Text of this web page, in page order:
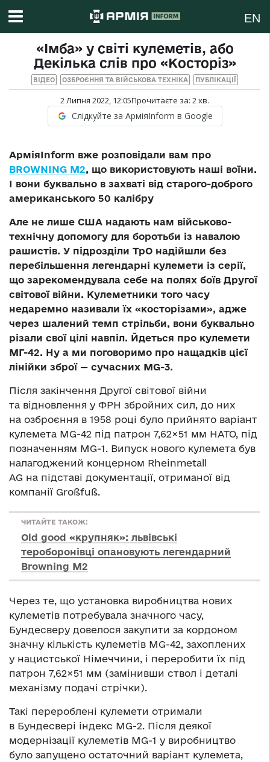
EN
«Імба» у світі кулеметів, або
Декілька слів про «Косторіз»
ВІДЕО ОЗБРОЄННЯ ТА ВІЙСЬКОВА ТЕХНІКА ПУБЛІКАЦІЇ
2 Липня 2022, 12:05Прочитаєте за: 2хв.
Слідкуйте за АрміяInform в Google
АрміяInform вже розповідали вам про
BROWNING М2, що використовують наші воїни.
І вони буквально в захваті від старого-доброго
американського 50 калібру
Але не лише США надають нам військово-
технічну допомогу для боротьби із навалою
рашистів. У підрозділи ТрО надійшли без
перебільшення легендарні кулемети із серії,
що зарекомендувала себе на полях боїв Другої
світової війни. Кулеметники того часу
недаремно називали їх «косторізами», адже
через шалений темп стрільби, вони буквально
різали свої цілі навпіл. Йдеться про кулемети
МГ-42. Ну а ми поговоримо про нащадків цієї
лінійки зброї — сучасних MG-3.
Після закінчення Другої світової війни
та відновлення у ФРН збройних сил, до них
на озброєння в 1958 році було прийнято варіант
кулемета MG-42 під патрон 7,62×51 мм НАТО, під
позначенням MG-1. Випуск нового кулемета був
налагоджений концерном Rheinmetall
AG на підставі документації, отриманої від
компанії Großfuß.
ЧИТАЙТЕ ТАКОЖ:
Old good «крупняк»: львівські
тероборонівці опановують легендарний
Browning M2
Через те, що установка виробництва нових
кулеметів потребувала значного часу,
Бундесверу довелося закупити за кордоном
значну кількість кулеметів MG-42, захоплених
у нацистської Німеччини, і переробити їх під
патрон 7,62×51 мм (замінивши ствол і деталі
механізму подачі стрічки).
Такі перероблені кулемети отримали
в Бундесвері індекс MG-2. Після деякої
модернізації кулеметів MG-1 у виробництво
було запущено остаточний варіант кулемета,